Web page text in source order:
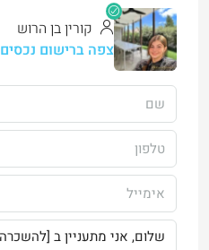
קורין בן הרוש
צפה ברישום נכסים